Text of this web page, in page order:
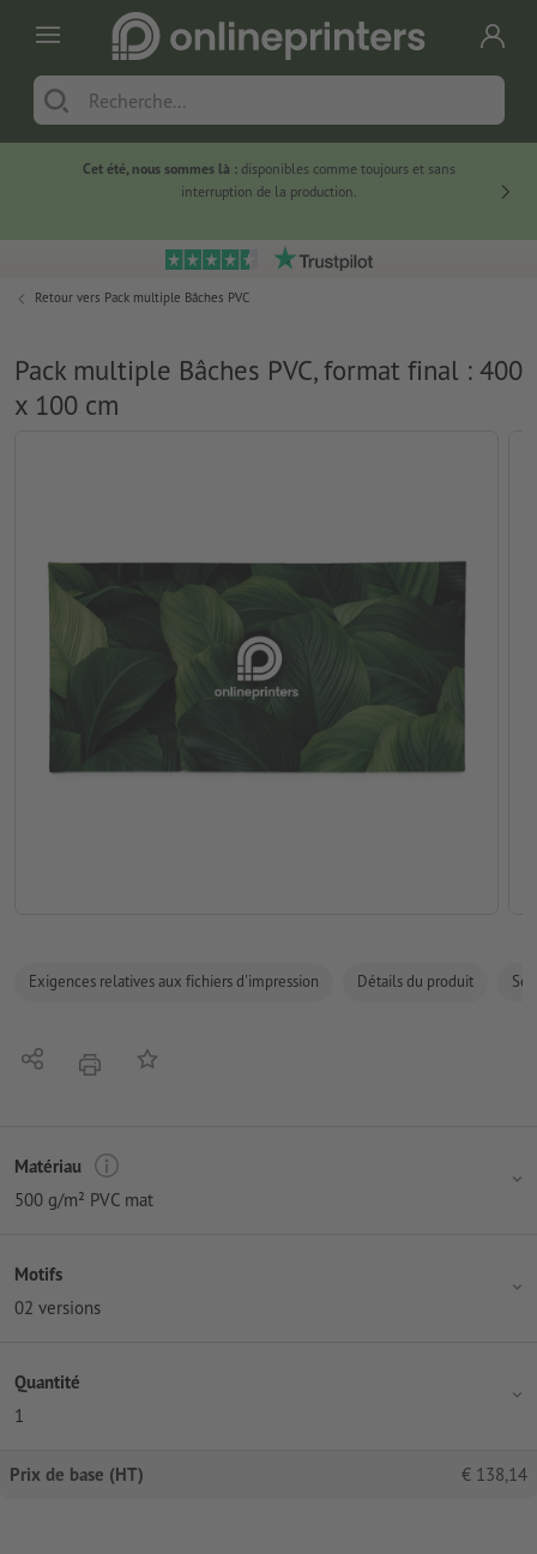
Cet été, nous sommes là :disponibles comme toujours et sans
interruption de la production.
Retour vers Pack multiple Bâches PVC
Pack multiple Bâches PVC, format final : 400
x 100 cm
Exigences relatives aux fichiers d'impression Détails du produit
PartagerimprimerAjouter à liste d'article
Matériau
500 g/m² PVC mat
Motifs
02 versions
Quantité
1
Prix de base (HT) € 138,14